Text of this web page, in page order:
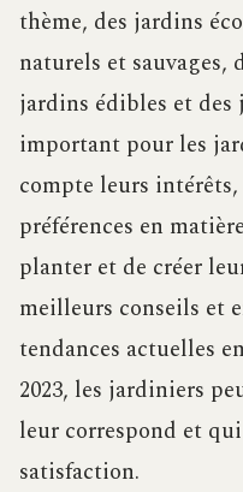
thème, des jardins
naturels et sauvages,
jardins édibles et
important pour les
compte leurs
préférences en
planter et de créer
meilleurs conseils et
tendances actuelles
2023, les jardiniers
leur correspond et
satisfaction.